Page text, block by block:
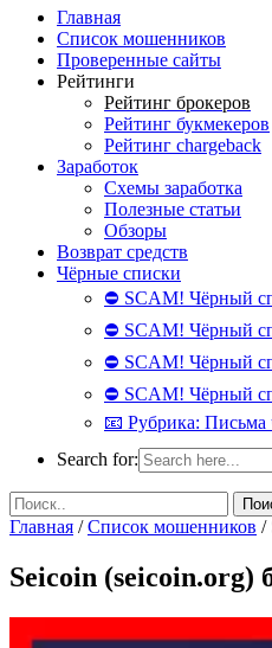
Главная
Список мошенников
Проверенные сайты
Рейтинги
Рейтинг брокеров
Рейтинг букмекеров
Рейтинг chargeback
Заработок
Схемы заработка
Полезные статьи
Обзоры
Возврат средств
Чёрные списки
⛔ SCAM! Чёрный
⛔ SCAM! Чёрный
⛔ SCAM! Чёрный
⛔ SCAM! Чёрный
📧 Рубрика: Письма
Search for:
Главная /Список мошенников /
Seicoin (seicoin.org)